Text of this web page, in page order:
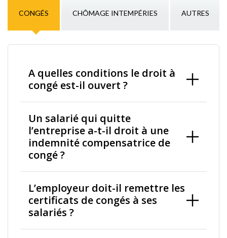
CONGÉS CHÔMAGE INTEMPÉRIES AUTRES
A quelles conditions le droit à
congé est-il ouvert ?
Un salarié qui quitte
l’entreprise a-t-il droit à une
indemnité compensatrice de
congé ?
L’employeur doit-il remettre les
certificats de congés à ses
salariés ?